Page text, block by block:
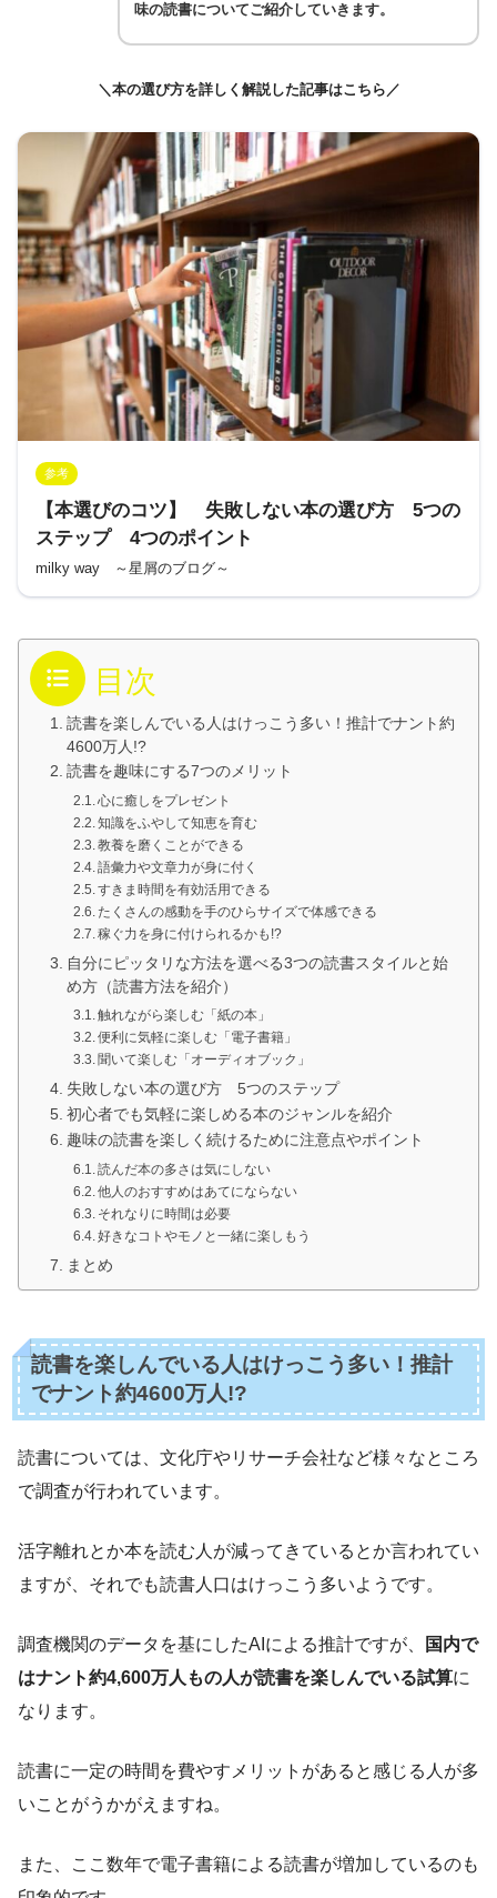
味の読書についてご紹介していきます。
＼本の選び方を詳しく解説した記事はこちら／
参考
【本選びのコツ】 失敗しない本の選び方 5つの
ステップ 4つのポイント
milky way ～星屑のブログ～
目次
読書を楽しんでいる人はけっこう多い！推計でナント約
4600万人!?
読書を趣味にする7つのメリット
心に癒しをプレゼント
知識をふやして知恵を育む
教養を磨くことができる
語彙力や文章力が身に付く
すきま時間を有効活用できる
たくさんの感動を手のひらサイズで体感できる
稼ぐ力を身に付けられるかも!?
自分にピッタリな方法を選べる3つの読書スタイルと始
め方（読書方法を紹介）
触れながら楽しむ「紙の本」
便利に気軽に楽しむ「電子書籍」
聞いて楽しむ「オーディオブック」
失敗しない本の選び方 5つのステップ
初心者でも気軽に楽しめる本のジャンルを紹介
趣味の読書を楽しく続けるために注意点やポイント
読んだ本の多さは気にしない
他人のおすすめはあてにならない
それなりに時間は必要
好きなコトやモノと一緒に楽しもう
まとめ
読書を楽しんでいる人はけっこう多い！推計
でナント約4600万人!?
読書については、文化庁やリサーチ会社など様々なところ
で調査が行われています。
活字離れとか本を読む人が減ってきているとか言われてい
ますが、それでも読書人口はけっこう多いようです。
調査機関のデータを基にしたAIによる推計ですが、
国内で
はナント約4,600万人もの人が読書を楽しんでいる試算に
なります。
読書に一定の時間を費やすメリットがあると感じる人が多
いことがうかがえますね。
また、ここ数年で電子書籍による読書が増加しているのも